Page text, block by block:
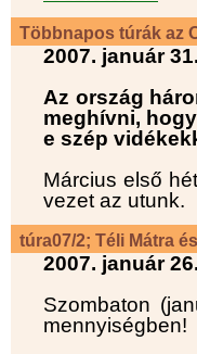
Többnapos túrák az
2007. január
Az ország
meghívni,
e szép
Március első
vezet az
túra07/2; Téli Mátra
2007. január
Szombaton
mennyiségben!